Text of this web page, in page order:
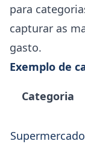
para
capturar as
gasto.
Exemplo de
Categoria
Supermercado